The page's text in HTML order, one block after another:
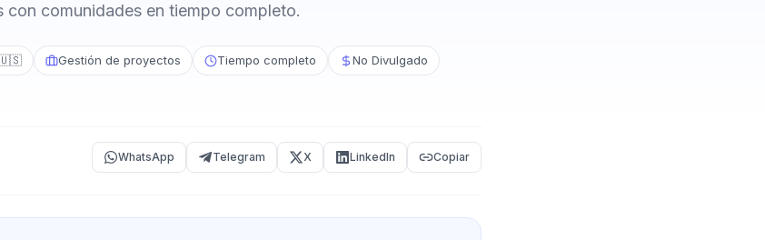
con comunidades en tiempo completo.
🇺🇸 Gestión de proyectos Tiempo completo No Divulgado
WhatsApp Telegram X LinkedIn Copiar